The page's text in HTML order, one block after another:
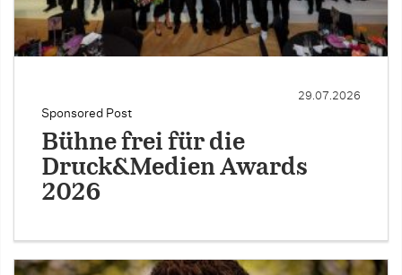
Sponsored Post
29.07.2026
Bühne frei für die
Druck&Medien Awards
2026